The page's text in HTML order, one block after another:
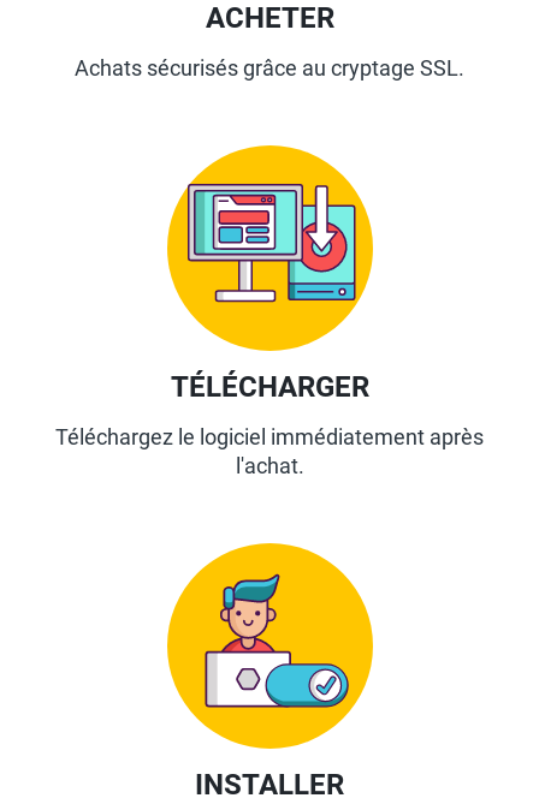
ACHETER
Achats sécurisés grâce au cryptage SSL.
TÉLÉCHARGER
Téléchargez le logiciel immédiatement après
l'achat.
INSTALLER